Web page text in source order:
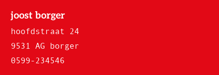
joost borger
hoofdstraat 24
9531 AG borger
0599-234546